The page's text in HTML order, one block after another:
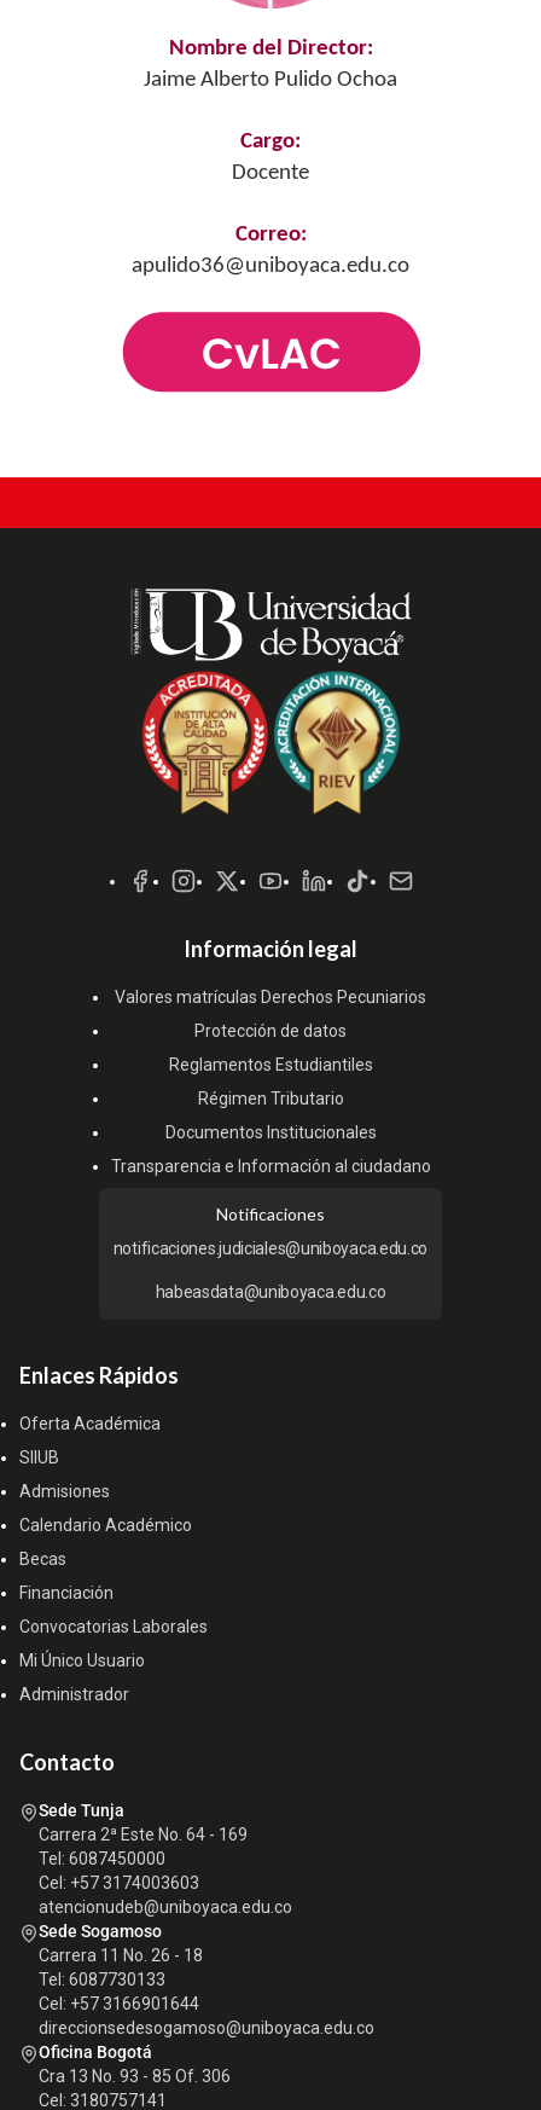
Nombre del Director:
Jaime Alberto Pulido Ochoa
Cargo:
Docente
Correo:
apulido36@uniboyaca.edu.co
Sociales
Información legal
Valores matrículas Derechos Pecuniarios
Protección de datos
Reglamentos Estudiantiles
Régimen Tributario
Documentos Institucionales
Transparencia e Información al ciudadano
Notificaciones
notificaciones.judiciales@uniboyaca.edu.co
habeasdata@uniboyaca.edu.co
Enlaces Rápidos
Oferta Académica
SIIUB
Admisiones
Calendario Académico
Becas
Financiación
Convocatorias Laborales
Mi Único Usuario
Administrador
Contacto
Sede Tunja
Carrera 2ª Este No. 64 - 169
Tel: 6087450000
Cel: +57 3174003603
atencionudeb@uniboyaca.edu.co
Sede Sogamoso
Carrera 11 No. 26 - 18
Tel: 6087730133
Cel: +57 3166901644
direccionsedesogamoso@uniboyaca.edu.co
Oficina Bogotá
Cra 13 No. 93 - 85 Of. 306
Cel: 3180757141